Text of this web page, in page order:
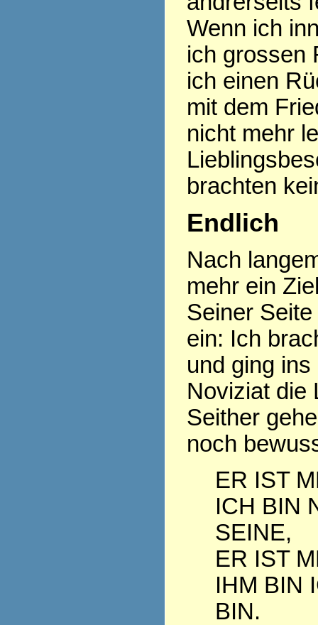
Wenn ich
ich grossen
ich einen
mit dem
nicht mehr
brachten
Endlich
Nach
mehr ein
Seiner
ein: Ich
und ging
Noviziat die
Seither
noch
ER IST
ICH BIN
SEINE,
ER IST
IHM BIN
BIN.